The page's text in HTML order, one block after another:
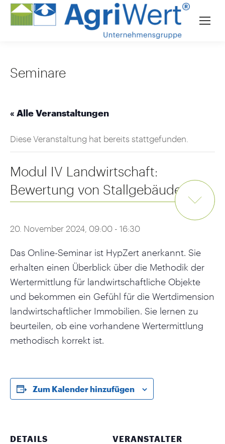
Seminare
« Alle Veranstaltungen
Diese Veranstaltung hat bereits stattgefunden.
Modul IV Landwirtschaft:
Bewertung von Stallgebäuden
20. November 2024, 09:00 - 16:30
Das Online-Seminar ist HypZert anerkannt. Sie
erhalten einen Überblick über die Methodik der
Wertermittlung für landwirtschaftliche Objekte
und bekommen ein Gefühl für die Wertdimension
landwirtschaftlicher Immobilien. Sie lernen zu
beurteilen, ob eine vorhandene Wertermittlung
methodisch korrekt ist.
Zum Kalender hinzufügen
DETAILS
VERANSTALTER